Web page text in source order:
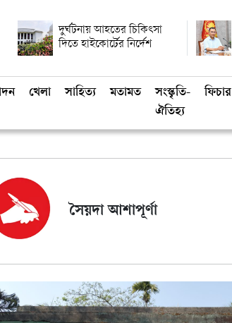
দুর্ঘটনায় আহতের চিকিৎসা
দিতে হাইকোর্টের নির্দেশ
খেলা সাহিত্য মতামত
সংস্কৃতি-
ঐতিহ্য
ফিচার
সৈয়দা আশাপূর্ণা